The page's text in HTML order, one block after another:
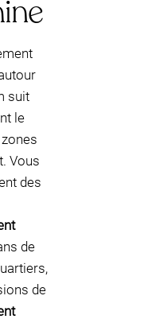
suit
le
Vous
des
de
de